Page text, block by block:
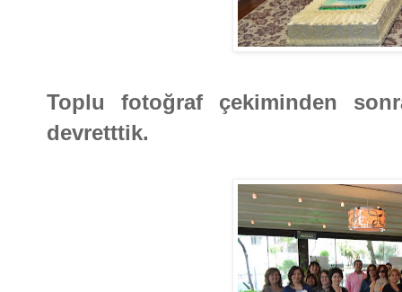
Toplu fotoğraf çekiminden
devretttik.